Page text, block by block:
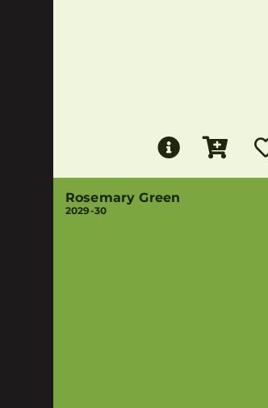
Rosemary Green
2029-30